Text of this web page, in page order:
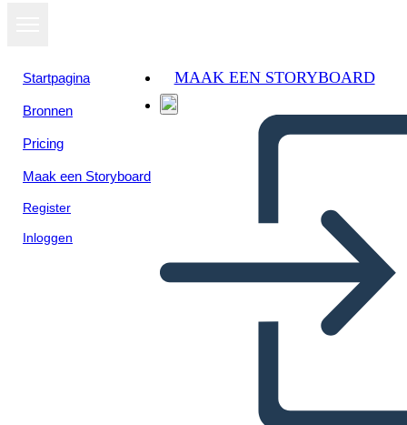
Startpagina
Bronnen
Pricing
Maak een Storyboard
Register
Inloggen
MAAK EEN STORYBOARD
Nativi Americani Delle